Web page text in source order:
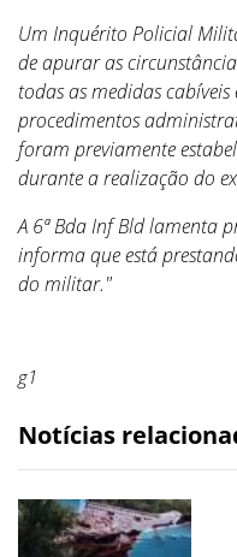
Um Inquérito Policial
de apurar as
todas as medidas
procedimentos
foram previamente
durante a realização do
A 6ª Bda Inf Bld lamenta
informa que está
do militar."
g1
Notícias